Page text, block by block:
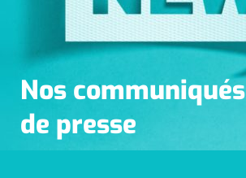
Nos communiqués
de presse